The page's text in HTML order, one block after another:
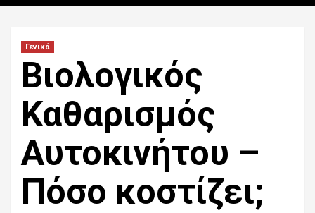
Γενικά
Βιολογικός
Καθαρισμός
Αυτοκινήτου –
Πόσο κοστίζει;